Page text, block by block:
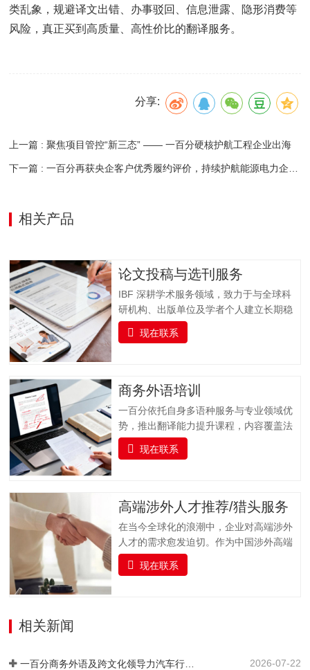
类乱象，规避译文出错、办事驳回、信息泄露、隐形消费等
风险，真正买到高质量、高性价比的翻译服务。
分享:
上一篇 : 聚焦项目管控“新三态” —— 一百分硬核护航工程企业出海
相关产品
论文投稿与选刊服务
IBF 深耕学术服务领域，致力于与全球科
研机构、出版单位及学者个人建立长期稳
固的合作关系，打造集学术交流、资源整
合与专业支持于一体的科研服务平台。我
核心，提供全流程学术支持，同时实时跟
踪科研前沿，推送更新科研动态资讯并提
供文献检索服务，助力科研工作者高效获
取关键信息，加速学术成果转化与发表。
一、全流程支持：专业投稿指导服务从论
文提交到最终录用，我们全程陪伴，以专
前准备指导协助作者完成投稿前的各项准
备工作，包括论文格式调整（…
现在联系
商务外语培训
一百分依托自身多语种服务与专业领域优
势，推出翻译能力提升课程，内容覆盖法
律、金融、医疗、交通运输、专业技术、
教育等多个专业领域，支持多种语言的培
面提升语言实战技能，培养具备扎实语言
基础、跨文化沟通能力与专业领域知识的
复合型翻译人才，助力企业国际化发展与
行业人才队伍建设。一百分提供全面的、
系统的雅思及俄语（ТРКИ）、日语
（JLPT）、韩语（TOPIK）、法语
现在联系
高端涉外人才推荐/猎头服务
在当今全球化的浪潮中，企业对高端涉外
人才的需求愈发迫切。作为中国涉外高端
人才猎头的标杆品牌，一百分凭借精准对
接国内外高端人才与企业需求，凭借敏锐
又深谙专业领域的高端复合型人才。通过
现在联系
相关新闻
2026-07-22